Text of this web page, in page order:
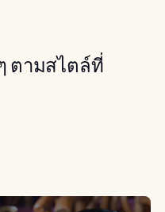
ตามสไตล์ที่